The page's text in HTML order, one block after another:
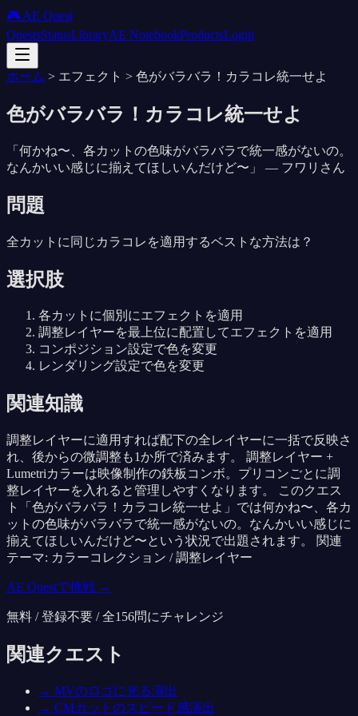
🎮 AE Quest
QuestsStatusLibraryAE NotebookProductsLogin
ホーム > エフェクト > 色がバラバラ！カラコレ統一せよ
色がバラバラ！カラコレ統一せよ
「 何かね〜、各カットの色味がバラバラで統一感がないの。
なんかいい感じに揃えてほしいんだけど〜 」 — フワリさん
問題
全カットに同じカラコレを適用するベストな方法は？
選択肢
各カットに個別にエフェクトを適用
調整レイヤーを最上位に配置してエフェクトを適用
コンポジション設定で色を変更
レンダリング設定で色を変更
関連知識
調整レイヤーに適用すれば配下の全レイヤーに一括で反映さ
れ、後からの微調整も1か所で済みます。 調整レイヤー +
Lumetriカラーは映像制作の鉄板コンボ。プリコンごとに調
整レイヤーを入れると管理しやすくなります。 このクエス
ト「色がバラバラ！カラコレ統一せよ」では何かね〜、各カ
ットの色味がバラバラで統一感がないの。なんかいい感じに
揃えてほしいんだけど〜という状況で出題されます。 関連
テーマ: カラーコレクション / 調整レイヤー
AE Questで挑戦 →
無料 / 登録不要 / 全156問にチャレンジ
関連クエスト
→ MVのロゴに光る演出
→ CMカットのスピード感演出